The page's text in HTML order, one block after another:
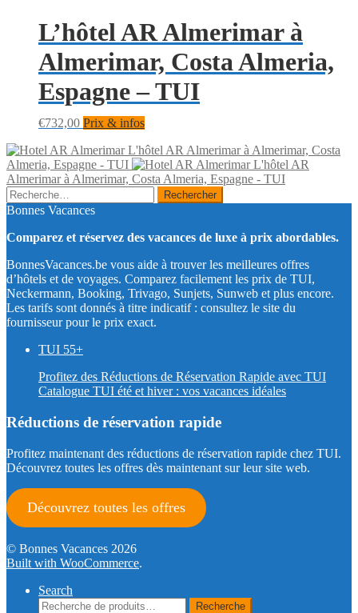
L’hôtel AR Almerimar à
Almerimar, Costa Almeria,
Espagne – TUI
€732,00 Prix & infos
L'hôtel AR Almerimar à Almerimar, Costa
Almeria, Espagne - TUI
L'hôtel AR
Almerimar à Almerimar, Costa Almeria, Espagne - TUI
Rechercher :
Bonnes Vacances
Comparez et réservez des vacances de luxe à prix abordables.
BonnesVacances.be vous aide à trouver les meilleures offres
d’hôtels et de voyages. Comparez facilement les prix de TUI,
Neckermann, Booking, Trivago, Sunjets, Sunweb et plus encore.
Les tarifs sont donnés à titre indicatif : consultez le site du
fournisseur pour le prix exact.
TUI 55+
Profitez des Réductions de Réservation Rapide avec TUI
Catalogue TUI été et hiver : vos vacances idéales
Réductions de réservation rapide
Profitez maintenant des réductions de réservation rapide chez TUI.
Découvrez toutes les offres dès maintenant sur leur site web.
Découvrez toutes les offres
© Bonnes Vacances 2026
Built with WooCommerce.
Search
Recherche
Recherche